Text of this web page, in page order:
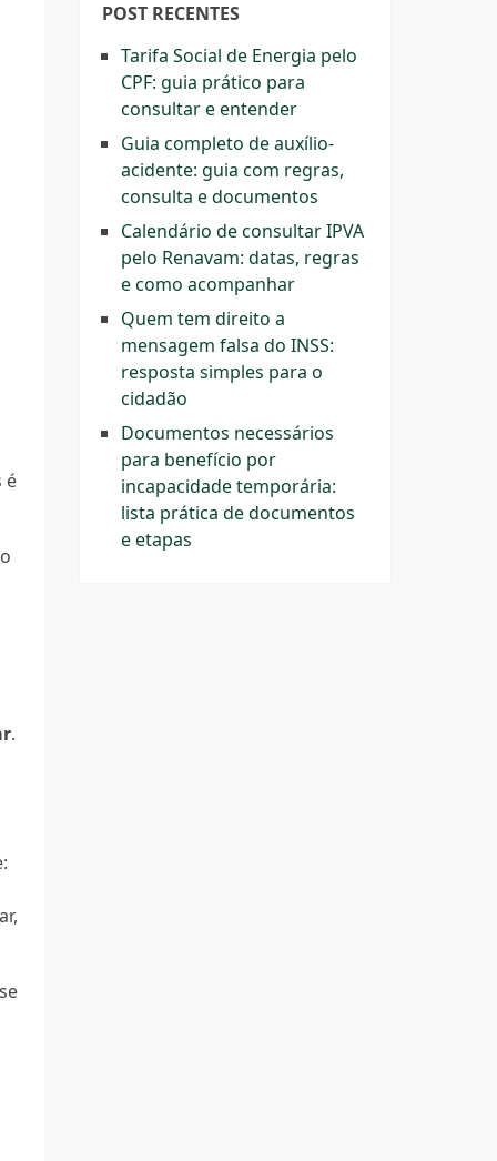
é
.
POST RECENTES
Tarifa Social de Energia pelo
CPF: guia prático para
consultar e entender
Guia completo de auxílio-
acidente: guia com regras,
consulta e documentos
Calendário de consultar IPVA
pelo Renavam: datas, regras
e como acompanhar
Quem tem direito a
mensagem falsa do INSS:
resposta simples para o
cidadão
Documentos necessários
para benefício por
incapacidade temporária:
lista prática de documentos
e etapas